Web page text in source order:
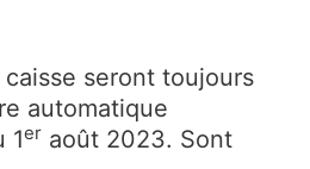
seront toujours
automatique
1er août 2023. Sont